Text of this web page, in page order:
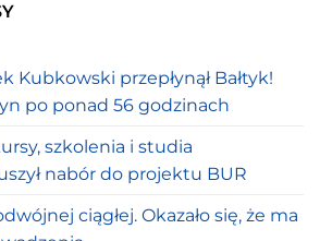
Kubkowski przepłynął Bałtyk!
po ponad 56 godzinach
szkolenia i studia
nabór do projektu BUR
ciągłej. Okazało się, że ma